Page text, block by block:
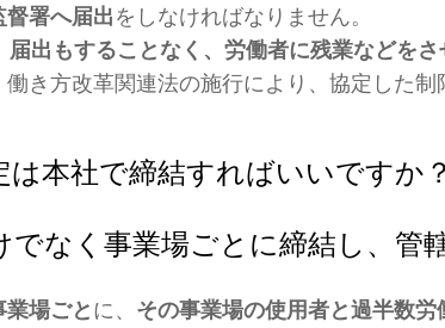
署へ届出をしなければなりません。
届出もすることなく、労働者に残業などを
き方改革関連法の施行により、協定した
は本社で締結すればいいですか？
でなく事業場ごとに締結し、管
業場ごと に、 その事業場の使用者と過半数労